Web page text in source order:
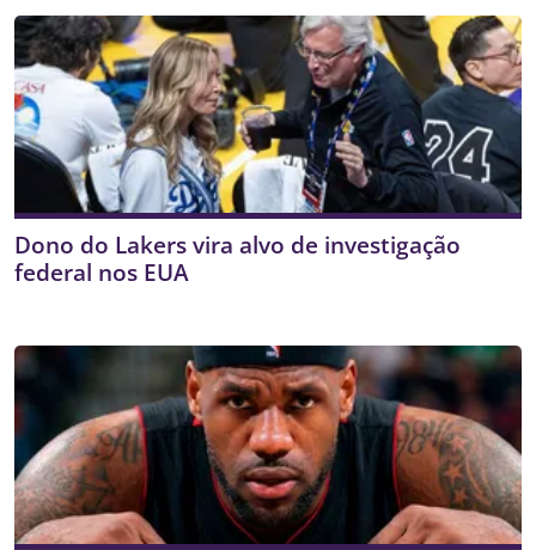
Dono do Lakers vira alvo de investigação
federal nos EUA